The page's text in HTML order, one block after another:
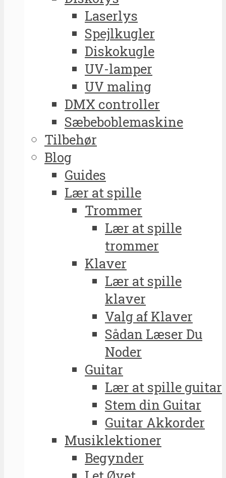
Laserlys
Spejlkugler
Diskokugle
UV-lamper
UV maling
DMX controller
Sæbeboblemaskine
Tilbehør
Blog
Guides
Lær at spille
Trommer
Lær at spille
trommer
Klaver
Lær at spille
klaver
Valg af Klaver
Sådan Læser Du
Noder
Guitar
Lær at spille guitar
Stem din Guitar
Guitar Akkorder
Musiklektioner
Begynder